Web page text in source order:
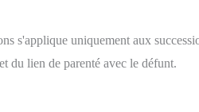
s'applique uniquement aux
du lien de parenté avec le défunt.